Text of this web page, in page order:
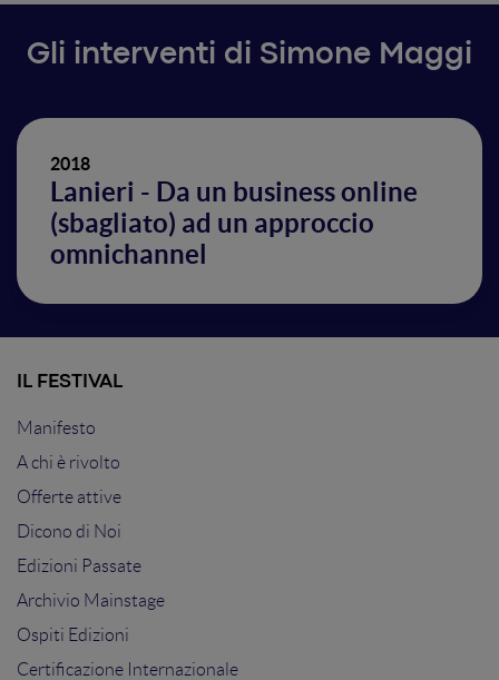
Gli interventi di Simone Maggi
2018
Lanieri - Da un business online
(sbagliato) ad un approccio
omnichannel
IL FESTIVAL
Manifesto
A chi è rivolto
Offerte attive
Dicono di Noi
Edizioni Passate
Archivio Mainstage
Ospiti Edizioni
Certificazione Internazionale